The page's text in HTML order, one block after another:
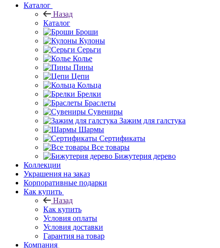
Каталог
Назад
Каталог
Броши
Кулоны
Серьги
Колье
Пины
Цепи
Кольца
Брелки
Браслеты
Сувениры
Зажим для галстука
Шармы
Сертификаты
Все товары
Бижутерия дерево
Коллекции
Украшения на заказ
Корпоративные подарки
Как купить
Назад
Как купить
Условия оплаты
Условия доставки
Гарантия на товар
Компания